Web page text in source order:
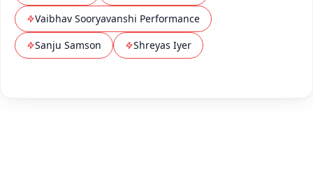
Vaibhav Sooryavanshi Performance
Sanju Samson
Shreyas Iyer